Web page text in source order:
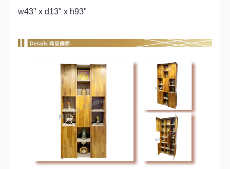
w43" x d13" x h93"